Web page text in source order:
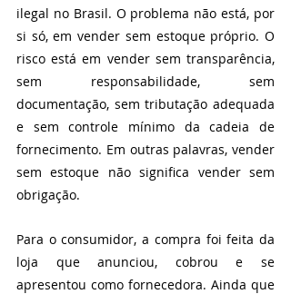
ilegal no Brasil. O problema não está, por
si só, em vender sem estoque próprio. O
risco está em vender sem transparência,
sem responsabilidade, sem
documentação, sem tributação adequada
e sem controle mínimo da cadeia de
fornecimento. Em outras palavras, vender
sem estoque não significa vender sem
obrigação.
Para o consumidor, a compra foi feita da
loja que anunciou, cobrou e se
apresentou como fornecedora. Ainda que